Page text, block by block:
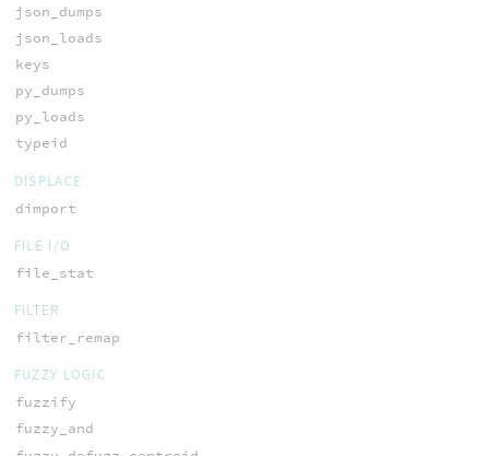
json_dumps
json_loads
keys
py_dumps
py_loads
typeid
DISPLACE
dimport
FILE I/O
file_stat
FILTER
filter_remap
FUZZY LOGIC
fuzzify
fuzzy_and